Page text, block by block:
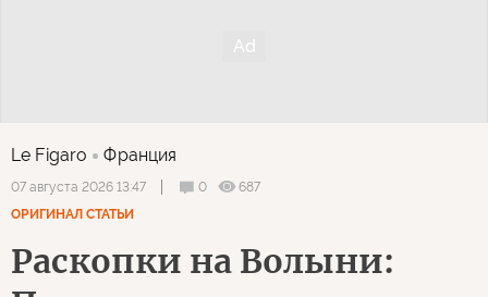
Le Figaro Франция
07 августа 2026 13:47 0
687
ОРИГИНАЛ СТАТЬИ
Раскопки на Волыни: